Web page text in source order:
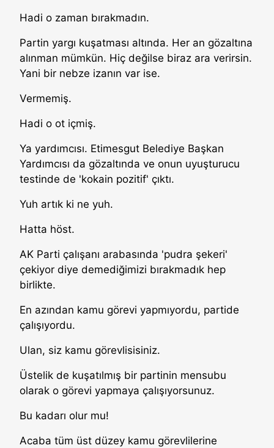
Hadi o zaman bırakmadın.
Partin yargı kuşatması altında. Her an gözaltına
alınman mümkün. Hiç değilse biraz ara verirsin.
Yani bir nebze izanın var ise.
Vermemiş.
Hadi o ot içmiş.
Ya yardımcısı. Etimesgut Belediye Başkan
Yardımcısı da gözaltında ve onun uyuşturucu
testinde de 'kokain pozitif' çıktı.
Yuh artık ki ne yuh.
Hatta höst.
AK Parti çalışanı arabasında 'pudra şekeri'
çekiyor diye demediğimizi bırakmadık hep
birlikte.
En azından kamu görevi yapmıyordu, partide
çalışıyordu.
Ulan, siz kamu görevlisisiniz.
Üstelik de kuşatılmış bir partinin mensubu
olarak o görevi yapmaya çalışıyorsunuz.
Bu kadarı olur mu!
Acaba tüm üst düzey kamu görevlilerine